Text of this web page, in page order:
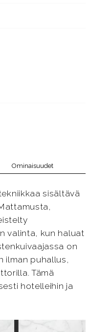
Ominaisuudet
sisältävä
valinta, kun haluat
on
ilman puhallus,
Tämä
hotelleihin ja